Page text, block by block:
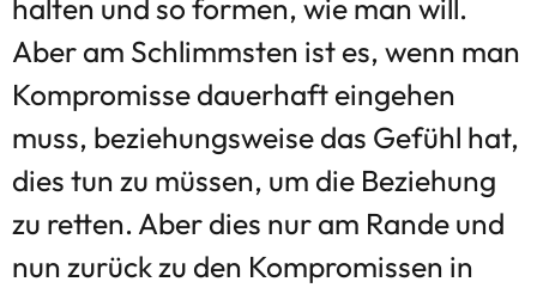
Aber am Schlimmsten ist es, wenn man
Kompromisse dauerhaft eingehen
muss, beziehungsweise das Gefühl hat,
dies tun zu müssen, um die Beziehung
zu retten. Aber dies nur am Rande und
nun zurück zu den Kompromissen in